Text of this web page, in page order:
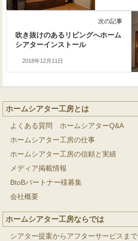
次の記事
吹き抜けのあるリビングへホーム
シアターインストール
2018年12月11日
ホームシアター工房とは
よくある質問 ホームシアターQ&A
ホームシアター工房の仕事
ホームシアター工房の信頼と実績
メディア掲載情報
BtoBパートナー様募集
会社概要
ホームシアター工房ならでは
シアター提案からアフターサービスまで